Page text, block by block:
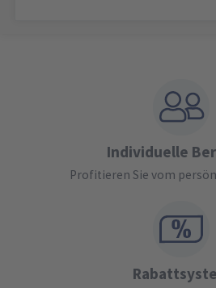
Individuelle
Profitieren Sie vom